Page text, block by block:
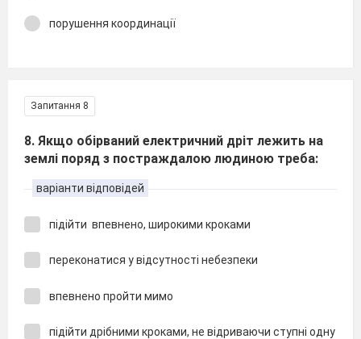
порушення координації
Запитання 8
8. Якщо обірваний електричний дріт лежить на
землі поряд з постраждалою людиною треба:
варіанти відповідей
підійти впевнено, широкими кроками
переконатися у відсутності небезпеки
впевнено пройти мимо
підійти дрібними кроками, не відриваючи ступні одну